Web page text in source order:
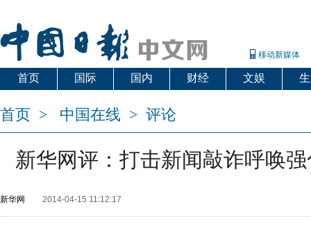
移动新媒体
首页 国际 国内 财经 文娱
首页 > 中国在线 > 评论
新华网评：打击新闻敲诈呼唤强
新华网 2014-04-15 11:12:17